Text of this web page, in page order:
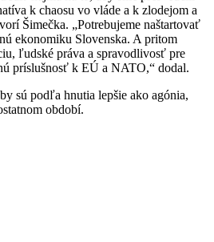
k chaosu vo vláde a k zlodejom a
Šimečka. „Potrebujeme naštartovať
ekonomiku Slovenska. A pritom
ľudské práva a spravodlivosť pre
príslušnosť k EÚ a NATO,“ dodal.
sú podľa hnutia lepšie ako agónia,
období.